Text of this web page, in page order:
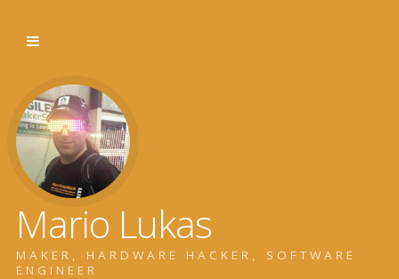
Mario Lukas
MAKER, HARDWARE HACKER, SOFTWARE
ENGINEER